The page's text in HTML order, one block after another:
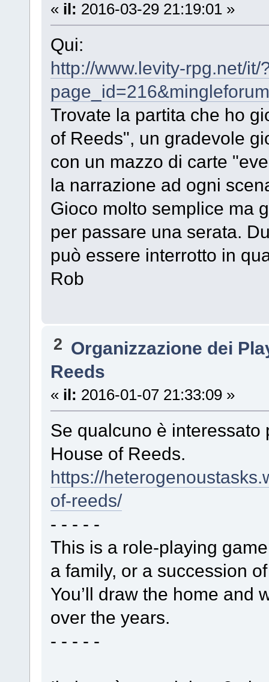
« il: 2016-03-29 21:19:01 »
Qui:
http://www.levity-rpg.net/it/
Trovate la partita che ho
of Reeds", un gradevole
con un mazzo di carte
la narrazione ad ogni
Gioco molto semplice ma
per passare una serata.
può essere interrotto in
Rob
2 Organizzazione dei
Reeds
« il: 2016-01-07 21:33:09 »
Se qualcuno è
House of Reeds.
https://
of-reeds/
- - - - -
This is a role-playing
a family, or a succession
You’ll draw the home and
over the years.
- - - - -